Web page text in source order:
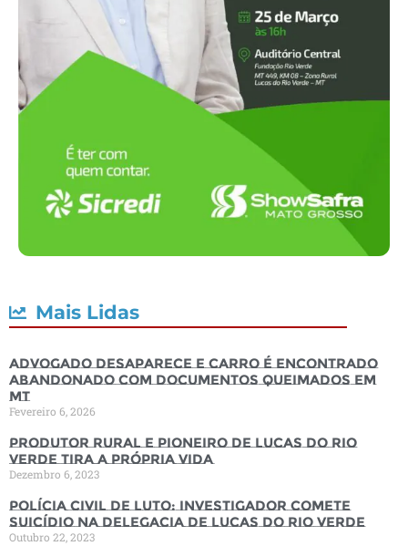
Mais Lidas
Advogado desaparece e carro é encontrado
abandonado com documentos queimados em
MT
Fevereiro 6, 2026
Produtor rural e pioneiro de Lucas do Rio
Verde tira a própria vida
Dezembro 6, 2023
Polícia Civil de luto: Investigador comete
suicídio na Delegacia de Lucas do Rio Verde
Outubro 22, 2023